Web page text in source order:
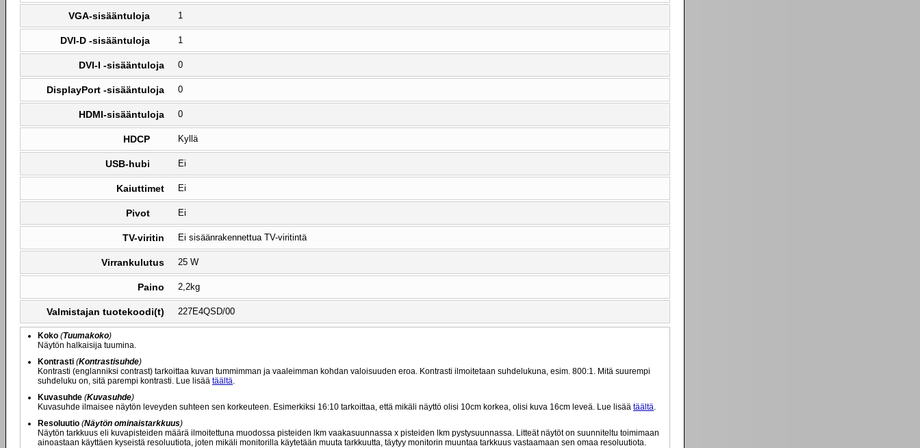
VGA-sisääntuloja 1
DVI-D -sisääntuloja 1
DVI-I -sisääntuloja 0
DisplayPort -sisääntuloja 0
HDMI-sisääntuloja 0
HDCP Kyllä
USB-hubi Ei
Kaiuttimet Ei
Pivot Ei
TV-viritin Ei sisäänrakennettua TV-viritintä
Virrankulutus 25 W
Paino 2,2kg
Valmistajan tuotekoodi(t) 227E4QSD/00
Koko (Tuumakoko)
Näytön halkaisija tuumina.
Kontrasti (Kontrastisuhde)
Kontrasti (englanniksi contrast) tarkoittaa kuvan tummimman ja vaaleimman kohdan valoisuuden eroa. Kontrasti ilmoitetaan suhdelukuna, esim. 800:1. Mitä suurempi
suhdeluku on, sitä parempi kontrasti. Lue lisää täältä.
Kuvasuhde (Kuvasuhde)
Kuvasuhde ilmaisee näytön leveyden suhteen sen korkeuteen. Esimerkiksi 16:10 tarkoittaa, että mikäli näyttö olisi 10cm korkea, olisi kuva 16cm leveä. Lue lisää täältä.
Resoluutio (Näytön ominaistarkkuus)
Näytön tarkkuus eli kuvapisteiden määrä ilmoitettuna muodossa pisteiden lkm vaakasuunnassa x pisteiden lkm pystysuunnassa. Litteät näytöt on suunniteltu toimimaan
ainoastaan käyttäen kyseistä resoluutiota, joten mikäli monitorilla käytetään muuta tarkkuutta, täytyy monitorin muuntaa tarkkuus vastaamaan sen omaa resoluutiota.